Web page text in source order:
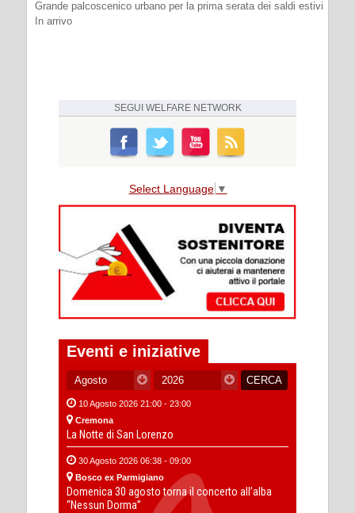
Grande palcoscenico urbano per la prima serata dei saldi estivi
In arrivo
SEGUI WELFARE NETWORK
Select Language ▼
Eventi e iniziative
10 Agosto 2026 21:00 - 23:00
Cremona
La Notte di San Lorenzo
30 Agosto 2026 06:38 - 09:00
Bosco ex Parmigiano
Domenica 30 agosto torna il concerto all’alba
“Nessun Dorma”